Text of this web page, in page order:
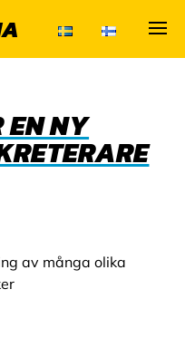
EN NY
av många olika